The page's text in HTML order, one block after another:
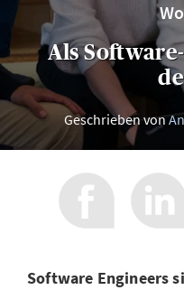
Als
Geschrieben von
Software Engineers